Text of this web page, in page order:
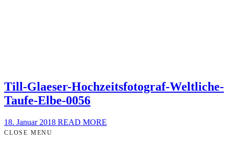
Till-Glaeser-Hochzeitsfotograf-Weltliche-
Taufe-Elbe-0056
18. Januar 2018 READ MORE
CLOSE MENU